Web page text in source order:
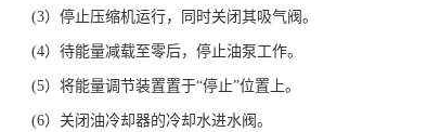
(3）停止压缩机运行，同时关闭其吸气阀。
(4）待能量减载至零后，停止油泵工作。
(5）将能量调节装置置于“停止”位置上。
(6）关闭油冷却器的冷却水进水阀。